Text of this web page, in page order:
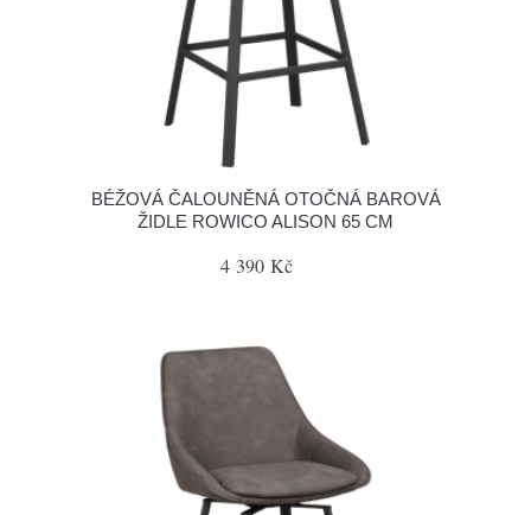
BÉŽOVÁ ČALOUNĚNÁ OTOČNÁ BAROVÁ
ŽIDLE ROWICO ALISON 65 CM
4 390 Kč